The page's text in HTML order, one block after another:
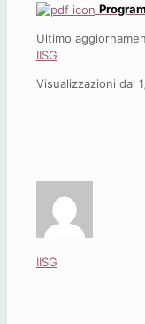
Ultimo
IISG
Visualizzazioni dal
IISG